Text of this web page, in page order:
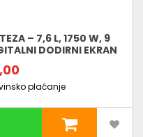
– 7,6 L, 1750 W, 9
DODIRNI EKRAN
plaćanje